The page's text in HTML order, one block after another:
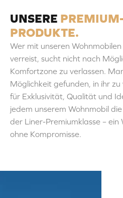
-
f
m
UNSERE PREMIUM-
PRODUKTE​.
Wer mit unseren
verreist, sucht nicht nach
Komfortzone zu verlassen.
Möglichkeit gefunden, in ihr zu
für Exklusivität, Qualität und
jedem unserem Wohnmobil
der Liner-Premiumklasse –
ohne Kompromisse.